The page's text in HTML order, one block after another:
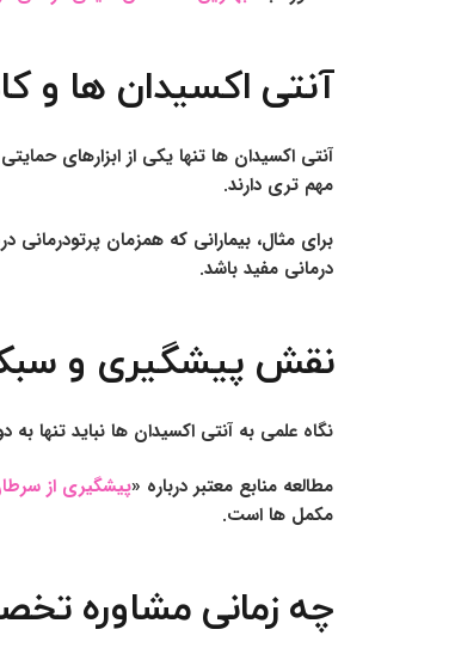
آنتی اکسیدان ها و
آنتی اکسیدان ها تنها یکی از ابزارهای
مهم تری دارند.
برای مثال، بیمارانی که همزمان
درمانی مفید باشد.
نقش پیشگیری و
نگاه علمی به آنتی اکسیدان ها نباید
مطالعه منابع معتبر درباره «پیشگیری از
مکمل ها است.
چه زمانی مشاوره